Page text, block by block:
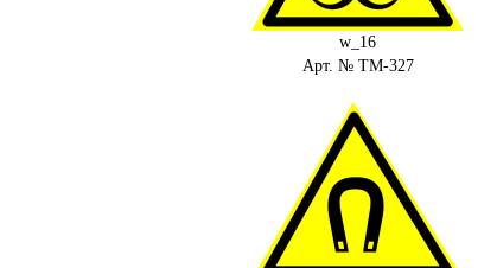
w_16
Арт. № ТМ-327